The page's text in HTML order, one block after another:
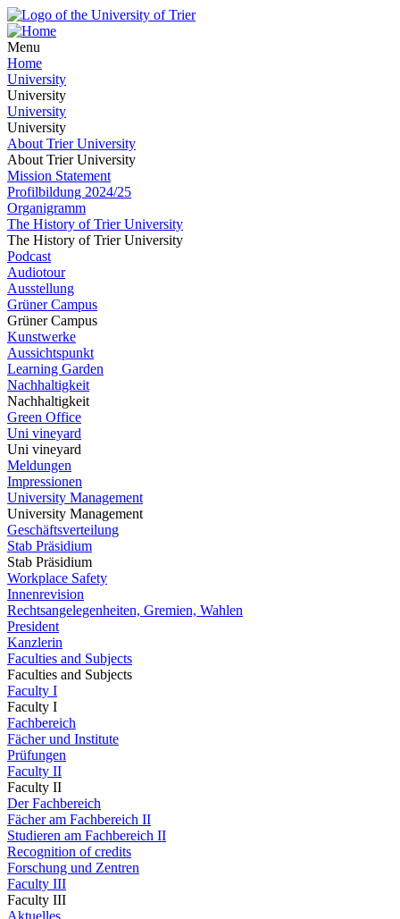
Menu
Home
University
University
University
University
About Trier University
About Trier University
Mission Statement
Profilbildung 2024/25
Organigramm
The History of Trier University
The History of Trier University
Podcast
Audiotour
Ausstellung
Grüner Campus
Grüner Campus
Kunstwerke
Aussichtspunkt
Learning Garden
Nachhaltigkeit
Nachhaltigkeit
Green Office
Uni vineyard
Uni vineyard
Meldungen
Impressionen
University Management
University Management
Geschäftsverteilung
Stab Präsidium
Stab Präsidium
Workplace Safety
Innenrevision
Rechtsangelegenheiten, Gremien, Wahlen
President
Kanzlerin
Faculties and Subjects
Faculties and Subjects
Faculty I
Faculty I
Fachbereich
Fächer und Institute
Prüfungen
Faculty II
Faculty II
Der Fachbereich
Fächer am Fachbereich II
Studieren am Fachbereich II
Recognition of credits
Forschung und Zentren
Faculty III
Faculty III
Aktuelles